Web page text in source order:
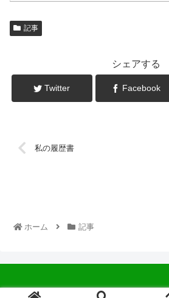
記事
シェアする
Twitter Facebook
私の履歴書
ホーム 記事